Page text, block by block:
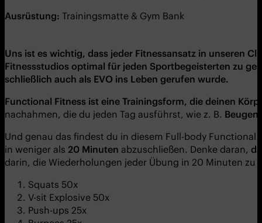
Ausrüstung: Trainingsmatte & Gym Bank
Uns ist es wichtig, dass jeder Fitnessansatz in unseren
Fitnessstudios optimal für jeden Sportbegeisterten zu
schließlich auch als EVO ins Leben gerufen wurde.
Functional Fitness ist eine Trainingsform, die deinen
nachahmen, die du jeden Tag ausführst, wie z. B.
Und genau das findest du in diesem Full-body
in weniger als 20 Minuten abzuschließen. Denke daran,
darin, die Wiederholungen jeder Übung in 20 Minuten
Squats 50x
V-sit Explosive 50x
Push-ups 25x